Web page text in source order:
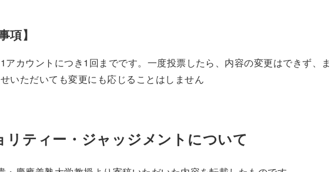
項】
1アカウントにつき1回までです。一度投票したら、内容の変更はできず、ま
いただいても変更にも応じることはしません
リティー・ジャッジメントについて